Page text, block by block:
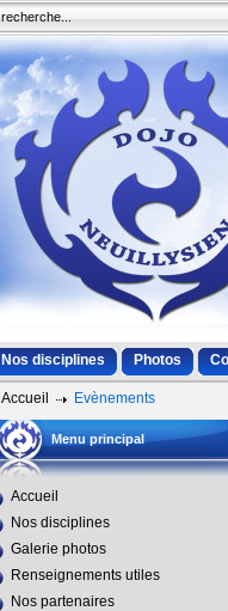
Nos disciplines Photos
Accueil Evènements
Menu principal
Accueil
Nos disciplines
Galerie photos
Renseignements utiles
Nos partenaires